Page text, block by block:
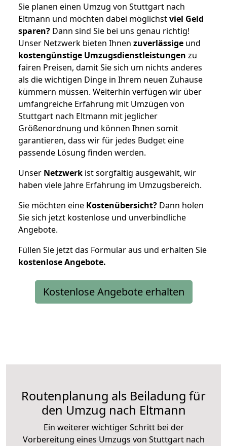
Sie planen einen Umzug von Stuttgart nach
Eltmann und möchten dabei möglichstviel Geld
sparen? Dann sind Sie bei uns genau richtig!
Unser Netzwerk bieten Ihnen zuverlässige und
kostengünstige Umzugsdienstleistungen zu
fairen Preisen, damit Sie sich um nichts anderes
als die wichtigen Dinge in Ihrem neuen Zuhause
kümmern müssen. Weiterhin verfügen wir über
umfangreiche Erfahrung mit Umzügen von
Stuttgart nach Eltmann mit jeglicher
Größenordnung und können Ihnen somit
garantieren, dass wir für jedes Budget eine
passende Lösung finden werden.
Unser Netzwerk ist sorgfältig ausgewählt, wir
haben viele Jahre Erfahrung im Umzugsbereich.
Sie möchten eine Kostenübersicht? Dann holen
Sie sich jetzt kostenlose und unverbindliche
Angebote.
Füllen Sie jetzt das Formular aus und erhalten Sie
kostenloseAngebote.
Kostenlose Angebote erhalten
Routenplanung als Beiladung für
den Umzug nach Eltmann
Ein weiterer wichtiger Schritt bei der
Vorbereitung eines Umzugs von Stuttgart nach